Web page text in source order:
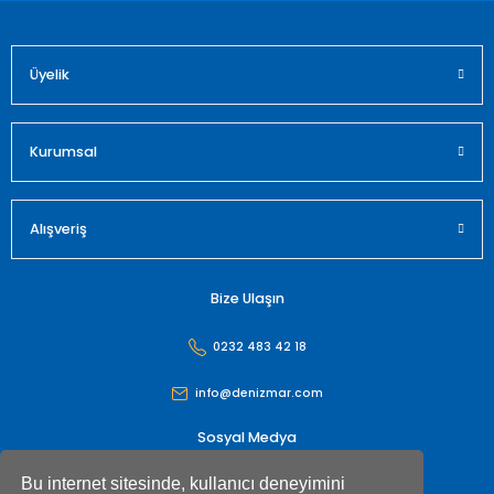
Bu internet sitesinde, kullanıcı deneyimini
Üyelik
Kurumsal
Alışveriş
Bize Ulaşın
0232 483 42 18
info@denizmar.com
Sosyal Medya